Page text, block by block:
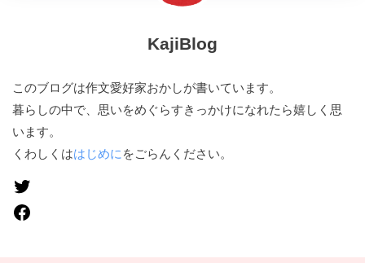
KajiBlog
このブログは作文愛好家おかしが書いています。
暮らしの中で、思いをめぐらすきっかけになれたら嬉しく思
います。
くわしくははじめに をごらんください。